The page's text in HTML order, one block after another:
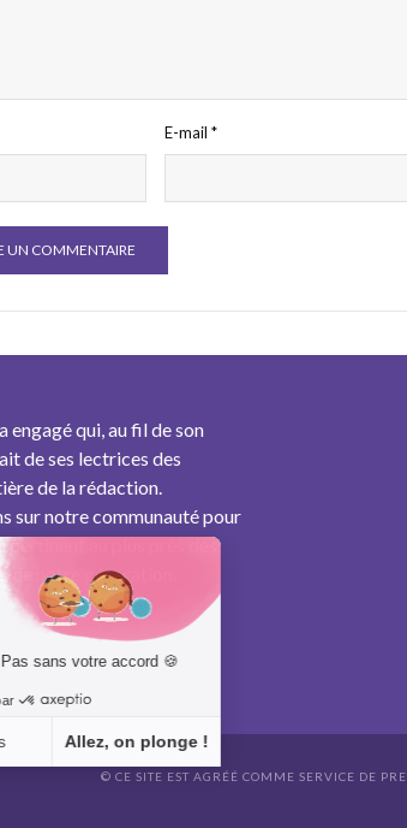
E-mail*
engagé qui, au fil de son
de ses lectrices des
de la rédaction.
sur notre communauté pour
pertinent au plus près des
de notre génération.
© CE SITE EST AGRÉÉ COMME SERVICE DE
sans votre accord 🍪
Allez, on plonge !
: Personnalisez vos Options